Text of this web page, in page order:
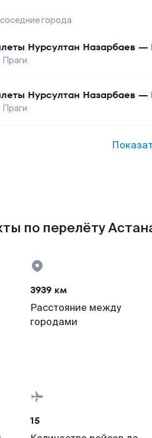
города
Нурсултан Назарбаев —
Праги
Нурсултан Назарбаев —
Праги
по перелёту
3939 км
Расстояние между
городами
15